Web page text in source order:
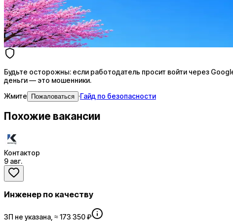
AI генерация сопроводительных писем
4 990 ₽/мес
Купить доступ
Будьте осторожны: если работодатель просит войти через
деньги — это мошенники.
Жмите
Пожаловаться ·Гайд по безопасности
Похожие вакансии
Контактор
9 авг.
Инженер по качеству
ЗП не указана, ≈ 173 350 ₽